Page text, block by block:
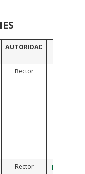
AUTORIDAD
Rector https://
Rector https://